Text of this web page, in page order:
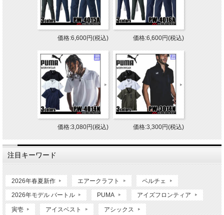
価格:6,600円(税込) 価格:6,600円(税込)
価格:3,080円(税込) 価格:3,300円(税込)
注目キーワード
2026年春夏新作 エアークラフト ペルチェ
2026年モデル バートル PUMA アイズフロンティア
寅壱 アイスベスト アシックス